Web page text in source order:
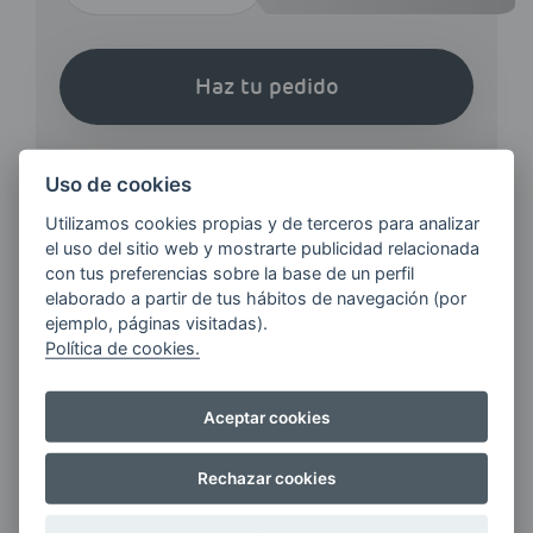
Haz tu pedido
¿QUIERES ESTAR AL DÍA DE
LAS
ÚLTIMAS NOVEDADES?
Uso de cookies
Utilizamos cookies propias y de terceros para analizar
el uso del sitio web y mostrarte publicidad relacionada
con tus preferencias sobre la base de un perfil
elaborado a partir de tus hábitos de navegación (por
ejemplo, páginas visitadas).
Política de cookies.
Aceptar cookies
Rechazar cookies